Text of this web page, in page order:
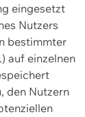
eingesetzt
Nutzers
bestimmter
auf einzelnen
den Nutzern